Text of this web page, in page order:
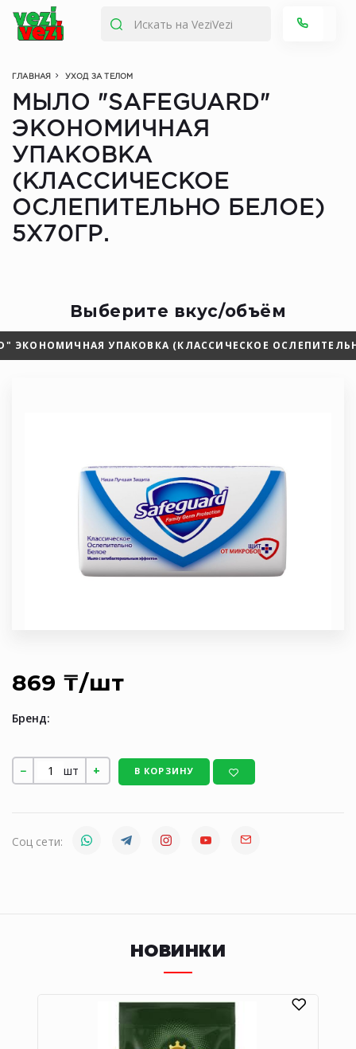
ГЛАВНАЯ УХОД ЗА ТЕЛОМ
МЫЛО "SAFEGUARD"
ЭКОНОМИЧНАЯ
УПАКОВКА
(КЛАССИЧЕСКОЕ
ОСЛЕПИТЕЛЬНО БЕЛОЕ)
5Х70ГР.
Выберите вкус/объём
ЭКОНОМИЧНАЯ УПАКОВКА (КЛАССИЧЕСКОЕ
869 ₸/шт
Бренд:
шт В КОРЗИНУ
Соц сети:
НОВИНКИ